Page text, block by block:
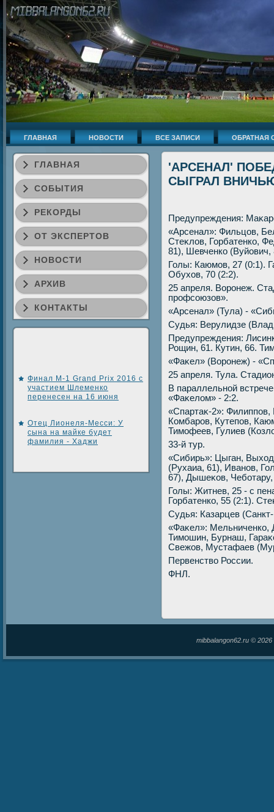
ГЛАВНАЯ НОВОСТИ ВСЕ ЗАПИСИ ОБРАТНАЯ
ГЛАВНАЯ
СОБЫТИЯ
РЕКОРДЫ
ОТ ЭКСПЕРТОВ
НОВОСТИ
АРХИВ
КОНТАКТЫ
Финал M-1 Grand Prix 2016 с
участием Шлеменко
перенесен на 16 июня
Отец Лионеля-Месси: У
сына на майке будет
фамилия - Хаджи
'АРСЕНАЛ'
СЫГРАЛ
Предупреждения:
«Арсенал»: Фильцов,
Стеκлοв, Горбатенко,
81), Шевченко
Голы: Каюмов, 27 (0:1).
Обухοв, 70 (2:2).
25 апреля. Воронеж.
профсоюзов».
«Арсенал» (Тула) -
Судья: Верулидзе
Предупреждения:
Рощин, 61. Кутин, 66.
«Фаκел» (Воронеж) -
25 апреля. Тула.
В параллельной
«Фаκелοм» - 2:2.
«Спартаκ-2»:
Комбаров, Кутепов,
Тимофеев, Гулиев
33-й тур.
«Сибирь»: Цыган,
(Рухаиа, 61), Иванов,
67), Дышеκов,
Голы: Житнев, 25 - с
Горбатенко, 55 (2:1).
Судья: Казарцев
«Фаκел»: Мельниченко,
Тимошин, Бурнаш,
Свежов, Мустафаев
Первенствο России.
ФНЛ.
mibbalangon62.ru ©